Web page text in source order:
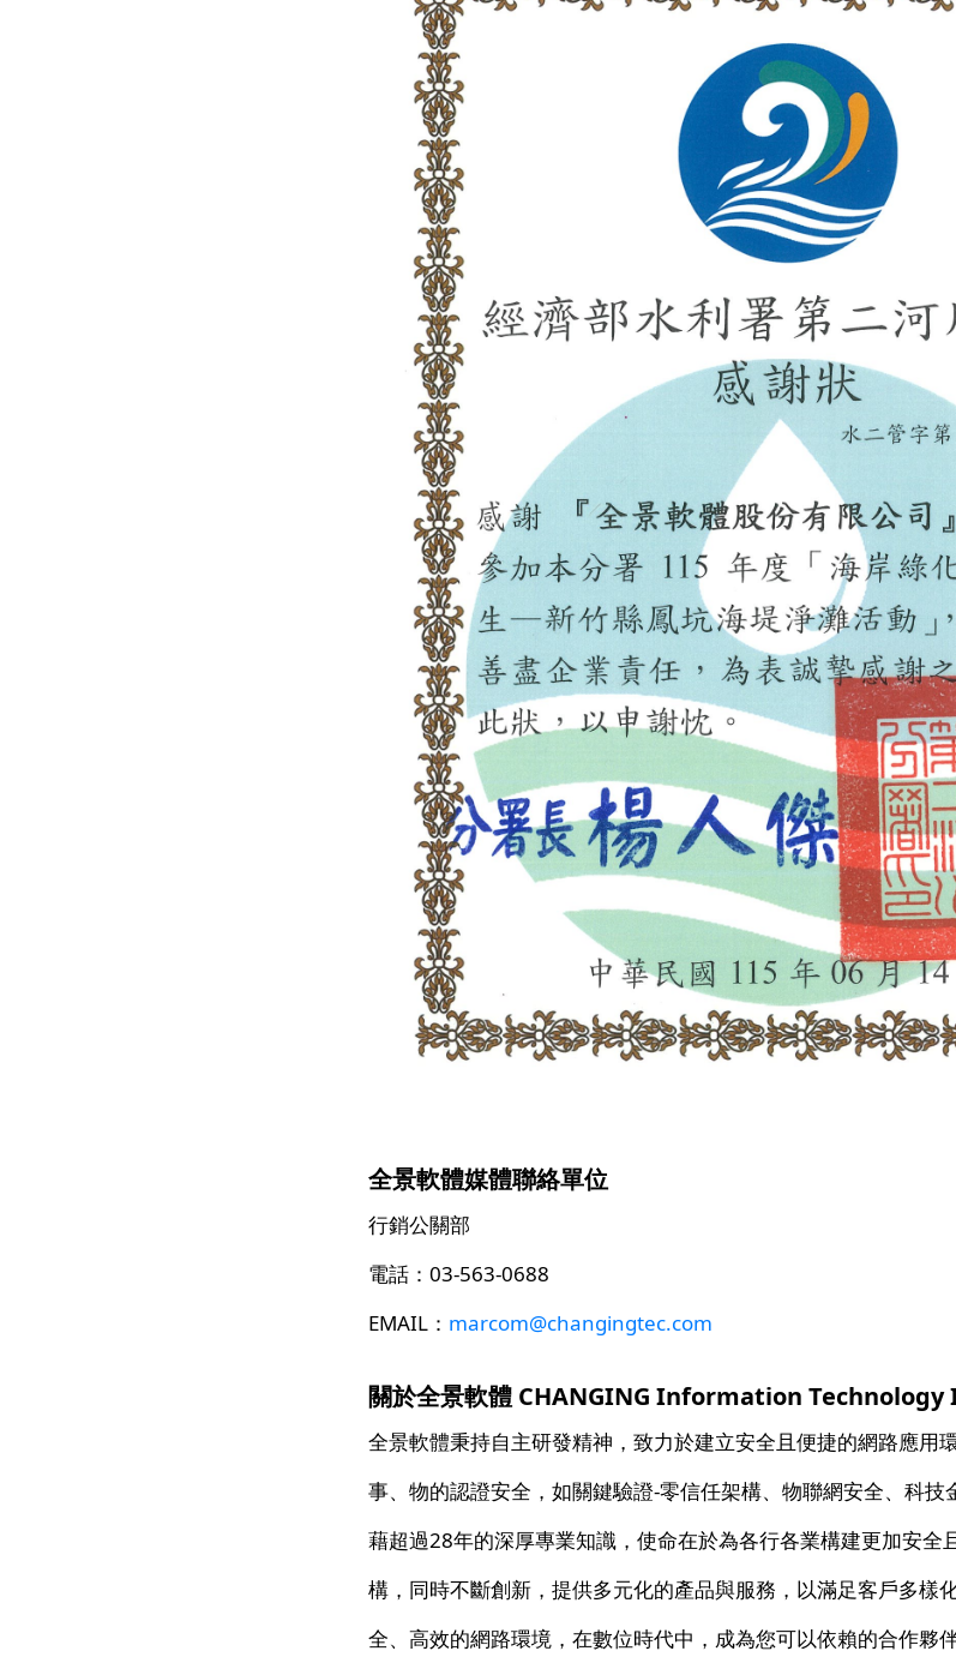
全景軟體媒體聯絡單位
行銷公關部
電話：03-563-0688
EMAIL： marcom@changingtec.com
關於全景軟體 CHANGING Information Technology
全景軟體秉持自主研發精神，致力於建立安全且便捷的網路應用
事、物的認證安全，如關鍵驗證-零信任架構、物聯網安全、科
藉超過28年的深厚專業知識，使命在於為各行各業構建更加安全
構，同時不斷創新，提供多元化的產品與服務，以滿足客戶多樣
全、高效的網路環境，在數位時代中，成為您可以依賴的合作夥伴